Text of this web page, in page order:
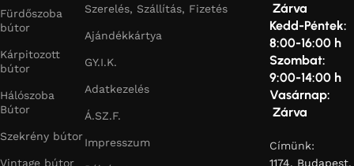
Fürdőszoba
bútor
Kárpitozott
bútor
Hálószoba
Bútor
Szekrény bútor
Vintage bútor
Szerelés, Szállítás, Fizetés
Ajándékkártya
GY.I.K.
Adatkezelés
Á.SZ.F.
Impresszum
Zárva
Kedd-Péntek:
8:00-16:00 h
Szombat:
9:00-14:00 h
Vasárnap:
Zárva
Címünk:
1174, Budapest,